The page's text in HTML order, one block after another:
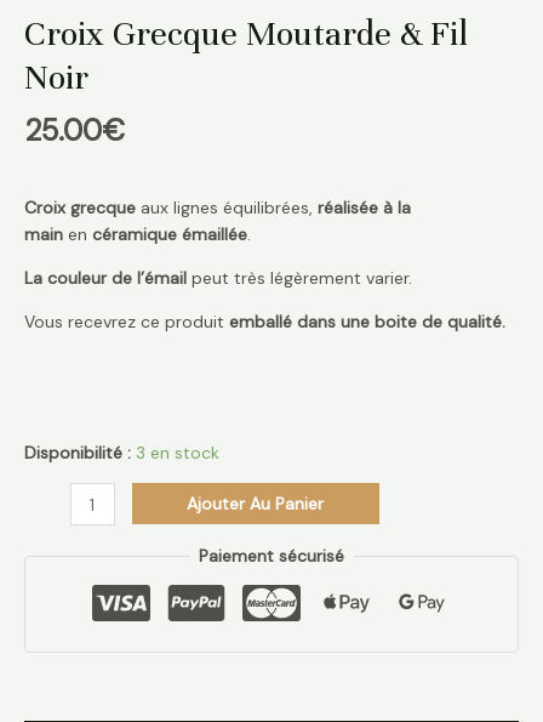
Croix Grecque Moutarde & Fil
Noir
25.00€
Croix grecque aux lignes équilibrées, réalisée à la
main en céramique émaillée.
La couleur de l’émail peut très légèrement varier.
Vous recevrez ce produit emballé dans une boite de qualité.
Disponibilité : 3 en stock
Moutarde
&
Fil
Noir
Ajouter Au Panier
Paiement sécurisé